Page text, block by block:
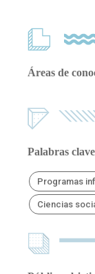
Áreas de
Palabras clave
Programas
Ciencias